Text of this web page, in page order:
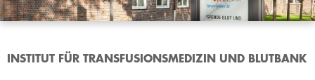
INSTITUT FÜR TRANSFUSIONSMEDIZIN UND BLUTBANK